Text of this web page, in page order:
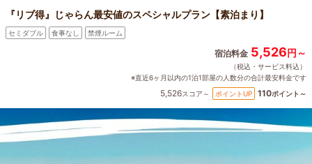
『リブ得』じゃらん最安値のスペシャルプラン【素泊まり】
セミダブル 食事なし 禁煙ルーム
宿泊料金 5,526円～
（税込・サービス料込）
※直近6ヶ月以内の1泊1部屋の人数分の合計最安料金です
5,526スコア～ ポイントUP 110ポイント～